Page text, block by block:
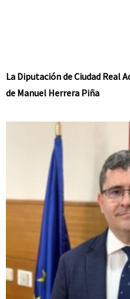
La Diputación de Ciudad Real
de Manuel Herrera Piña